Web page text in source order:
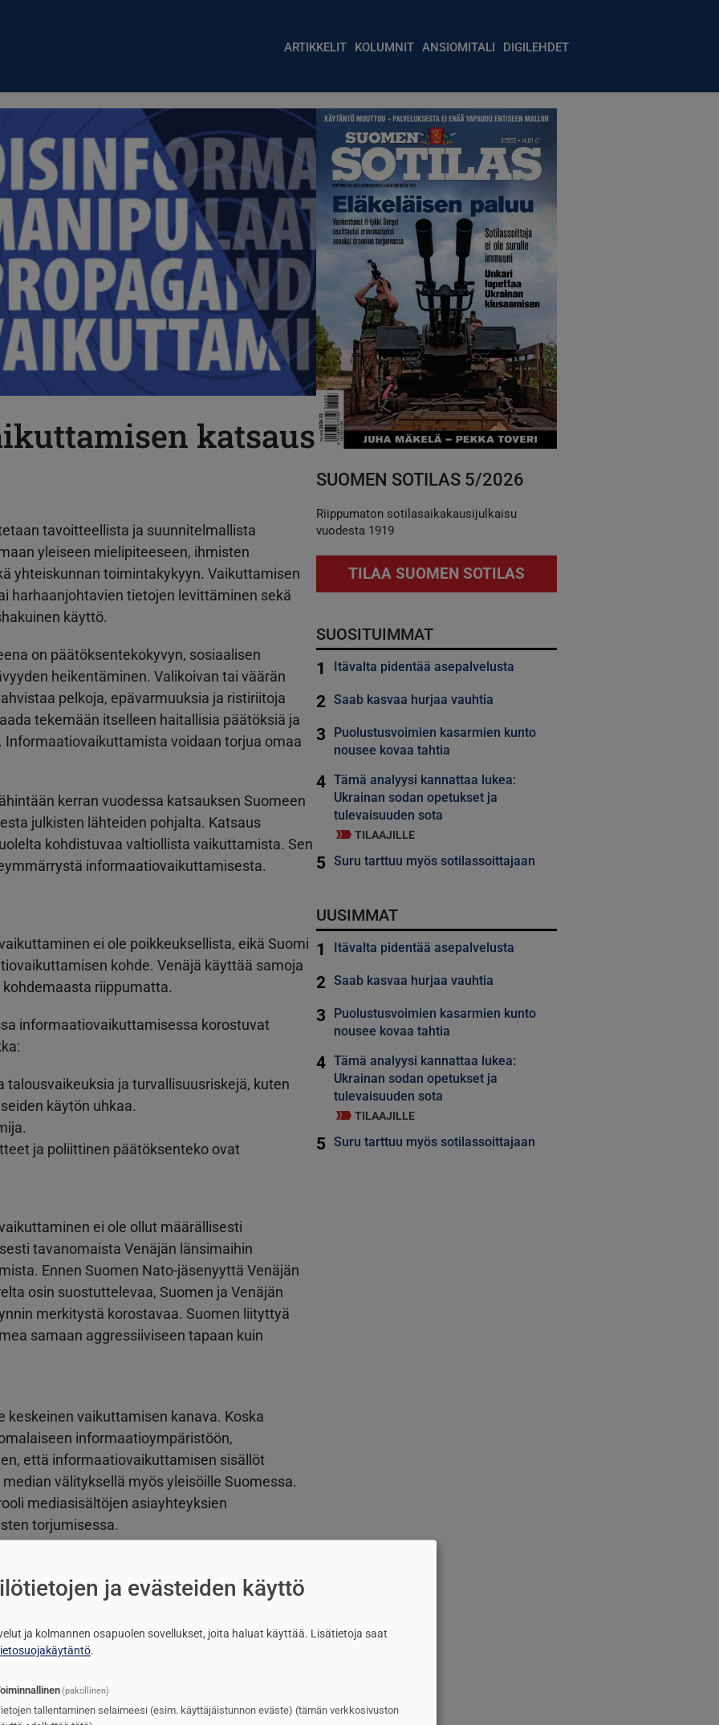
Main navigation
ARTIKKELIT KOLUMNIT ANSIOMITALI DIGILEHDET
katsaus
tavoitteellista ja suunnitelmallista
yleiseen mielipiteeseen, ihmisten
yhteiskunnan toimintakykyyn. Vaikuttamisen
harhaanjohtavien tietojen levittäminen sekä
käyttö.
on päätöksentekokyvyn, sosiaalisen
heikentäminen. Valikoivan tai väärän
pelkoja, epävarmuuksia ja ristiriitoja
tekemään itselleen haitallisia päätöksiä ja
voidaan torjua omaa
kerran vuodessa katsauksen Suomeen
julkisten lähteiden pohjalta. Katsaus
kohdistuvaa valtiollista vaikuttamista. Sen
informaatiovaikuttamisesta.
ei ole poikkeuksellista, eikä Suomi
kohde. Venäjä käyttää samoja
riippumatta.
informaatiovaikuttamisessa korostuvat
talousvaikeuksia ja turvallisuusriskejä, kuten
käytön uhkaa.
ja poliittinen päätöksenteko ovat
ei ole ollut määrällisesti
tavanomaista Venäjän länsimaihin
Ennen Suomen Nato-jäsenyyttä Venäjän
osin suostuttelevaa, Suomen ja Venäjän
merkitystä korostavaa. Suomen liityttyä
samaan aggressiiviseen tapaan kuin
keskeinen vaikuttamisen kanava. Koska
informaatioympäristöön,
että informaatiovaikuttamisen sisällöt
välityksellä myös yleisöille Suomessa.
mediasisältöjen asiayhteyksien
torjumisessa.
ja informaatiovaikuttamisessa
jäsenyys sekä Suomen ja Venäjän väliset
Itämeren alueen kiristynyt
Yhdysvaltojen ja muiden Nato-maiden
SUOMEN SOTILAS 5/2026
Riippumaton sotilasaikakausijulkaisu
vuodesta 1919
TILAA SUOMEN SOTILAS
SUOSITUIMMAT
1 Itävalta pidentää asepalvelusta
2 Saab kasvaa hurjaa vauhtia
3
Puolustusvoimien kasarmien kunto
nousee kovaa tahtia
4 Tämä analyysi kannattaa lukea:
Ukrainan sodan opetukset ja
tulevaisuuden sota
TILAAJILLE
5 Suru tarttuu myös sotilassoittajaan
UUSIMMAT
1 Itävalta pidentää asepalvelusta
2 Saab kasvaa hurjaa vauhtia
3
Puolustusvoimien kasarmien kunto
nousee kovaa tahtia
4 Tämä analyysi kannattaa lukea:
Ukrainan sodan opetukset ja
tulevaisuuden sota
TILAAJILLE
5 Suru tarttuu myös sotilassoittajaan
ja evästeiden käyttö
ja kolmannen osapuolen sovellukset, joita haluat käyttää. Lisätietoja saat
.
(pakollinen)
tallentaminen selaimeesi (esim. käyttäjäistunnon eväste) (tämän verkkosivuston